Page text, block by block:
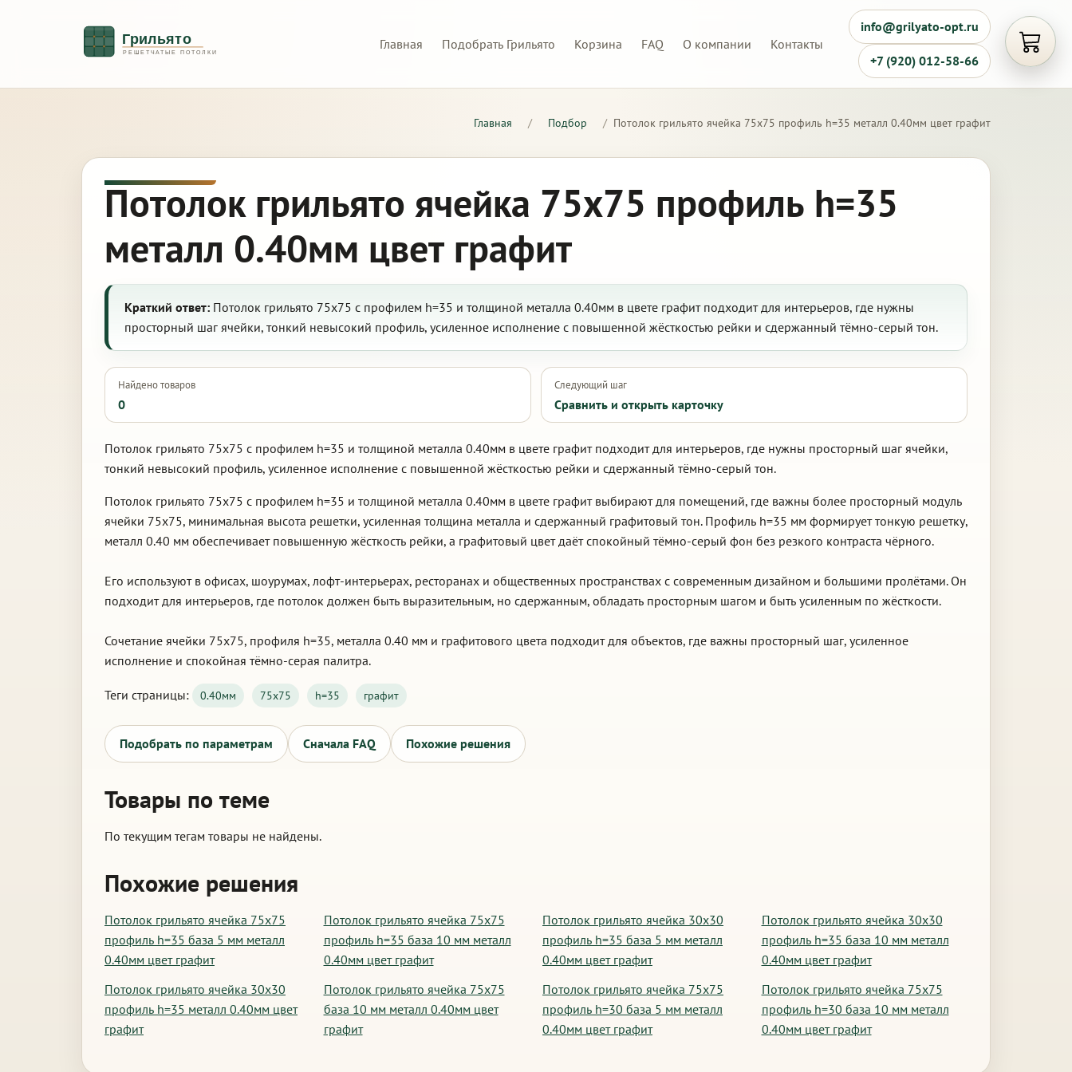
Главная Подобрать Грильято Корзина FAQ О компании Контакты
info@grilyato-opt.ru
+7 (920) 012-58-66
Главная / Подбор / Потолок грильято ячейка 75х75 профиль h=35 металл 0.40мм цвет графит
Потолок грильято ячейка 75х75 профиль h=35
металл 0.40мм цвет графит
Краткий ответ: Потолок грильято 75х75 с профилем h=35 и толщиной металла 0.40мм в цвете графит подходит для интерьеров, где нужны
просторный шаг ячейки, тонкий невысокий профиль, усиленное исполнение с повышенной жёсткостью рейки и сдержанный тёмно-серый тон.
Найдено товаров
0
Следующий шаг
Сравнить и открыть карточку
Потолок грильято 75х75 с профилем h=35 и толщиной металла 0.40мм в цвете графит подходит для интерьеров, где нужны просторный шаг ячейки,
тонкий невысокий профиль, усиленное исполнение с повышенной жёсткостью рейки и сдержанный тёмно-серый тон.
Потолок грильято 75х75 с профилем h=35 и толщиной металла 0.40мм в цвете графит выбирают для помещений, где важны более просторный модуль
ячейки 75х75, минимальная высота решетки, усиленная толщина металла и сдержанный графитовый тон. Профиль h=35 мм формирует тонкую решетку,
металл 0.40 мм обеспечивает повышенную жёсткость рейки, а графитовый цвет даёт спокойный тёмно-серый фон без резкого контраста чёрного.
Его используют в офисах, шоурумах, лофт-интерьерах, ресторанах и общественных пространствах с современным дизайном и большими пролётами. Он
подходит для интерьеров, где потолок должен быть выразительным, но сдержанным, обладать просторным шагом и быть усиленным по жёсткости.
Сочетание ячейки 75х75, профиля h=35, металла 0.40 мм и графитового цвета подходит для объектов, где важны просторный шаг, усиленное
исполнение и спокойная тёмно-серая палитра.
Теги страницы: 0.40мм 75х75 h=35 графит
Подобрать по параметрам Сначала FAQ Похожие решения
Товары по теме
По текущим тегам товары не найдены.
Похожие решения
Потолок грильято ячейка 75х75
профиль h=35 база 5 мм металл
0.40мм цвет графит
Потолок грильято ячейка 75х75
профиль h=35 база 10 мм металл
0.40мм цвет графит
Потолок грильято ячейка 30х30
профиль h=35 база 5 мм металл
0.40мм цвет графит
Потолок грильято ячейка 30х30
профиль h=35 база 10 мм металл
0.40мм цвет графит
Потолок грильято ячейка 30х30
профиль h=35 металл 0.40мм цвет
графит
Потолок грильято ячейка 75х75
база 10 мм металл 0.40мм цвет
графит
Потолок грильято ячейка 75х75
профиль h=30 база 5 мм металл
0.40мм цвет графит
Потолок грильято ячейка 75х75
профиль h=30 база 10 мм металл
0.40мм цвет графит
Открыть